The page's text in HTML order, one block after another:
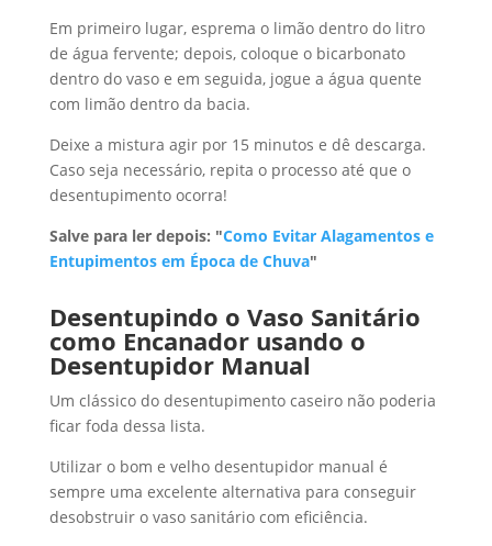
Em primeiro lugar, esprema o limão dentro do litro
de água fervente; depois, coloque o bicarbonato
dentro do vaso e em seguida, jogue a água quente
com limão dentro da bacia.
Deixe a mistura agir por 15 minutos e dê descarga.
Caso seja necessário, repita o processo até que o
desentupimento ocorra!
Salve para ler depois: "Como Evitar Alagamentos e
Entupimentos em Época de Chuva"
Desentupindo o Vaso Sanitário
como Encanador usando o
Desentupidor Manual
Um clássico do desentupimento caseiro não poderia
ficar foda dessa lista.
Utilizar o bom e velho desentupidor manual é
sempre uma excelente alternativa para conseguir
desobstruir o vaso sanitário com eficiência.